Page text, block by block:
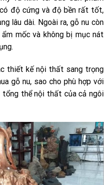
độ cứng và độ bền rất tốt,
lâu dài. Ngoài ra, gỗ nu còn
mốc và không bị mục nát
thiết kế nội thất sang trọng
gỗ nu, sao cho phù hợp với
tổng thể nội thất của cả ngôi